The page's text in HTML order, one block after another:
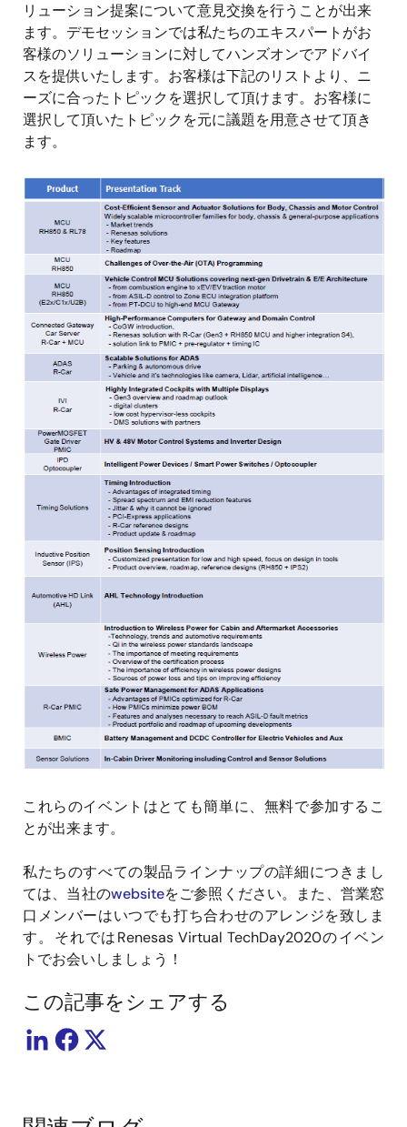
リューション提案について意見交換を行うことが出来
ます。デモセッションでは私たちのエキスパートがお
客様のソリューションに対してハンズオンでアドバイ
スを提供いたします。お客様は下記のリストより、ニ
ーズに合ったトピックを選択して頂けます。お客様に
選択して頂いたトピックを元に議題を用意させて頂き
ます。
像
これらのイベントはとても簡単に、無料で参加するこ
とが出来ます。
私たちのすべての製品ラインナップの詳細につきまし
ては、当社のwebsiteをご参照ください。また、営業窓
口メンバーはいつでも打ち合わせのアレンジを致しま
す。それではRenesas Virtual TechDay2020のイベン
トでお会いしましょう！
この記事をシェアする